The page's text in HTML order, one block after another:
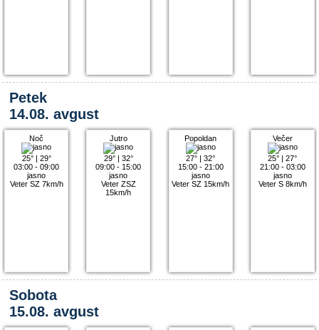
Petek
14.08. avgust
Noč
25°| 29°
03:00 - 09:00
jasno
Veter SZ 7km/h
Jutro
29°| 32°
09:00 - 15:00
jasno
Veter ZSZ
15km/h
Popoldan
27° |32°
15:00 - 21:00
jasno
Veter SZ 15km/h
Večer
25° |27°
21:00 - 03:00
jasno
Veter S 8km/h
Sobota
15.08. avgust